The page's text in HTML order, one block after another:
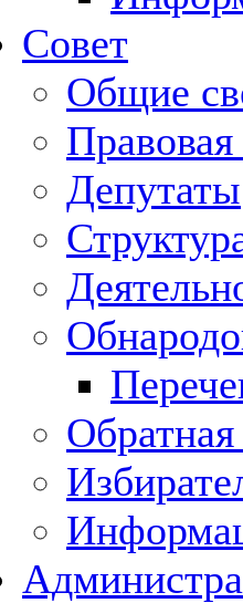
Совет
Общие
Правовая
Депутаты
Обратная